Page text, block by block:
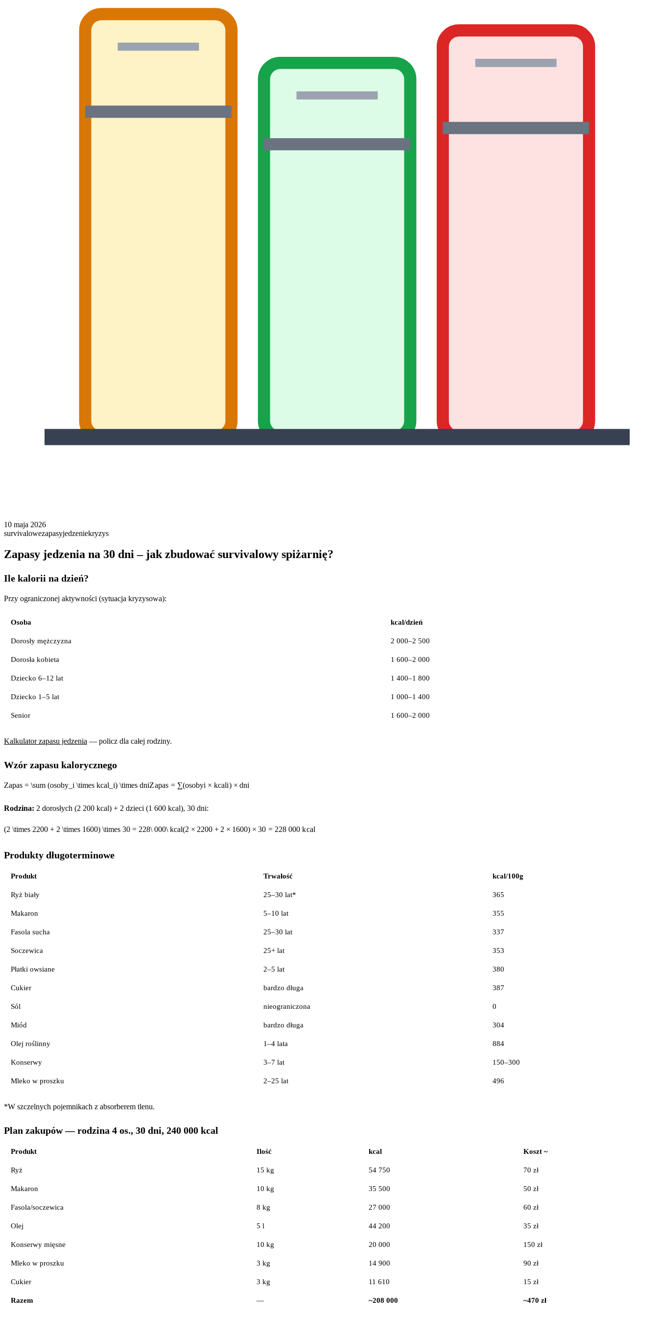
10 maja 2026
survivalowezapasyjedzeniekryzys
Zapasy jedzenia na 30 dni – jak zbudować survivalowy spiżarnię?
Ile kalorii na dzień?
Przy ograniczonej aktywności (sytuacja kryzysowa):
Osoba kcal/dzień
Dorosły mężczyzna 2 000–2 500
Dorosła kobieta 1 600–2 000
Dziecko 6–12 lat 1 400–1 800
Dziecko 1–5 lat 1 000–1 400
Senior 1 600–2 000
Kalkulator zapasu jedzenia — policz dla całej rodziny.
Wzór zapasu kalorycznego
Zapas = \sum (osoby_i \times kcal_i) \times dniZapas = ∑(osobyi × kcali) × dni
Rodzina: 2 dorosłych (2 200 kcal) + 2 dzieci (1 600 kcal), 30 dni:
(2 \times 2200 + 2 \times 1600) \times 30 = 228\ 000\ kcal(2 × 2200 + 2 × 1600) × 30 = 228 000 kcal
Produkty długoterminowe
Produkt Trwałość kcal/100g
Ryż biały 25–30 lat* 365
Makaron 5–10 lat 355
Fasola sucha 25–30 lat 337
Soczewica 25+ lat 353
Płatki owsiane 2–5 lat 380
Cukier bardzo długa 387
Sól nieograniczona 0
Miód bardzo długa 304
Olej roślinny 1–4 lata 884
Konserwy 3–7 lat 150–300
Mleko w proszku 2–25 lat 496
*W szczelnych pojemnikach z absorberem tlenu.
Plan zakupów — rodzina 4 os., 30 dni, 240 000 kcal
Produkt Ilość kcal Koszt ~
Ryż 15 kg 54 750 70 zł
Makaron 10 kg 35 500 50 zł
Fasola/soczewica 8 kg 27 000 60 zł
Olej 5 l 44 200 35 zł
Konserwy mięsne 10 kg 20 000 150 zł
Mleko w proszku 3 kg 14 900 90 zł
Cukier 3 kg 11 610 15 zł
Razem — ~208 000 ~470 zł